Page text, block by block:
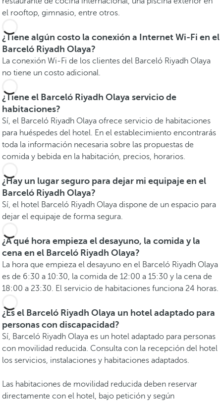
el rooftop, gimnasio, entre otros.
¿Tiene algún costo la conexión a Internet Wi-Fi en el
Barceló Riyadh Olaya?
La conexión Wi-Fi de los clientes del Barceló Riyadh Olaya
no tiene un costo adicional.
¿Tiene el Barceló Riyadh Olaya servicio de
habitaciones?
Sí, el Barceló Riyadh Olaya ofrece servicio de habitaciones
para huéspedes del hotel. En el establecimiento encontrarás
toda la información necesaria sobre las propuestas de
comida y bebida en la habitación, precios, horarios.
¿Hay un lugar seguro para dejar mi equipaje en el
Barceló Riyadh Olaya?
Sí, el hotel Barceló Riyadh Olaya dispone de un espacio para
dejar el equipaje de forma segura.
¿A qué hora empieza el desayuno, la comida y la
cena en el Barceló Riyadh Olaya?
La hora que empieza el desayuno en el Barceló Riyadh Olaya
es de 6:30 a 10:30, la comida de 12:00 a 15:30 y la cena de
18:00 a 23:30. El servicio de habitaciones funciona 24 horas.
¿Es el Barceló Riyadh Olaya un hotel adaptado para
personas con discapacidad?
Sí, Barceló Riyadh Olaya es un hotel adaptado para personas
con movilidad reducida. Consulta con la recepción del hotel
los servicios, instalaciones y habitaciones adaptados.
Las habitaciones de movilidad reducida deben reservar
directamente con el hotel, bajo petición y según